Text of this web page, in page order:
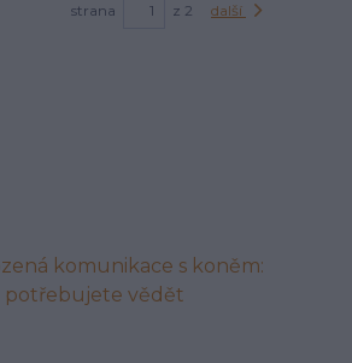
strana z 2 další